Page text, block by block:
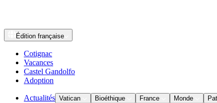
Édition française
Cotignac
Vacances
Castel Gandolfo
Adoption
Actualités Vatican Bioéthique France Monde